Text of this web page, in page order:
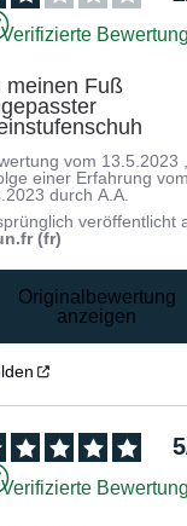
Verifizierte
meinen Fuß
vom 13.5.2023
einer Erfahrung
durchA.A.
veröffentlicht
(fr)
Originalbewertung
anzeigen
5
Verifizierte